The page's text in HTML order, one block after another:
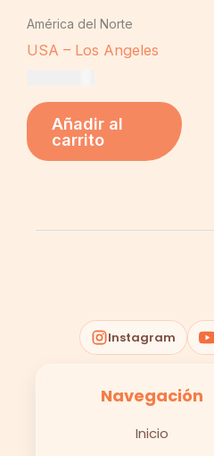
América del Norte
USA – Los Angeles
Añadir al
carrito
Instagram
Navegación
Inicio